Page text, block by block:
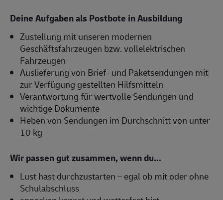
Deine Aufgaben als Postbote in Ausbildung
Zustellung mit unseren modernen
Geschäftsfahrzeugen bzw. vollelektrischen
Fahrzeugen
Auslieferung von Brief- und Paketsendungen mit
zur Verfügung gestellten Hilfsmitteln
Verantwortung für wertvolle Sendungen und
wichtige Dokumente
Heben von Sendungen im Durchschnitt von unter
10 kg
Wir passen gut zusammen, wenn du...
Lust hast durchzustarten – egal ob mit oder ohne
Schulabschluss